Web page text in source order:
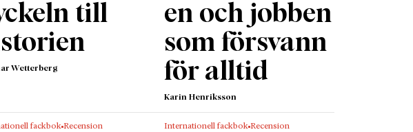
mellan
till fånga hösten 1518
som ledde till att
på Kristian II:s order
till
Wetterberg
en och jobben
som försvann
för alltid
Karin Henriksson
fackbok Recension Internationell fackbok Recension